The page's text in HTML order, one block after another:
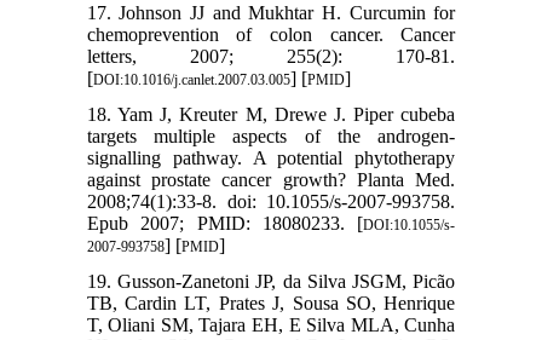
17. Johnson JJ and Mukhtar H. Curcumin for
chemoprevention of colon cancer. Cancer
letters, 2007; 255(2): 170-81.
[DOI:10.1016/j.canlet.2007.03.005] [PMID]
18. Yam J, Kreuter M, Drewe J. Piper cubeba
targets multiple aspects of the androgen-
signalling pathway. A potential phytotherapy
against prostate cancer growth? Planta Med.
2008;74(1):33-8. doi: 10.1055/s-2007-993758.
Epub 2007; PMID: 18080233. [DOI:10.1055/s-
2007-993758] [PMID]
19. Gusson-Zanetoni JP, da Silva JSGM, Picão
TB, Cardin LT, Prates J, Sousa SO, Henrique
T, Oliani SM, Tajara EH, E Silva MLA, Cunha